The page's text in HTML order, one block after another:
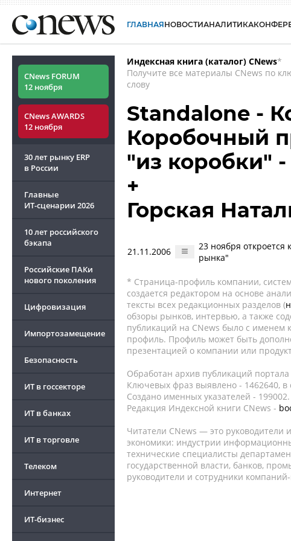
ГЛАВНАЯНОВОСТИАНАЛИТИКА
CNews FORUM
12 ноября
CNews AWARDS
12 ноября
30 лет рынку ERP
в России
Главные
ИТ-сценарии 2026
10 лет российского
бэкапа
Российские ПАКи
нового поколения
Цифровизация
Импортозамещение
Безопасность
ИТ в госсекторе
ИТ в банках
ИТ в торговле
Телеком
Интернет
ИТ-бизнес
Индексная книга (каталог) CNews*
Получите все материалы CNews по
слову
Standalone -
Коробочный
"из коробки"
+
Горская
21.11.2006
23 ноября
рынка"
* Страница-профиль компании,
создается редактором на основе
тексты всех редакционных разделов (
обзоры рынков, интервью, а также
публикаций на CNews было с именем
профиль. Профиль может быть
презентацией о компании или
Обработан архив публикаций
Ключевых фраз выявлено - 1462640, в
Создано именных указателей - 199002.
Редакция Индексной книги CNews -
Читатели CNews — это руководители
экономики: индустрии
технические специалисты
государственной власти, банков,
руководители и сотрудники